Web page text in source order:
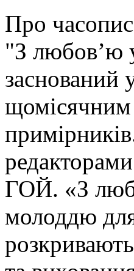
Про часопис
"З любов’ю
заснований
щомісячним
ГОЙ. «З
молоддю